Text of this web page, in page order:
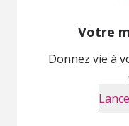
Votre
Donnez vie à